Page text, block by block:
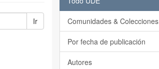
Ir Comunidades & Colecciones
Por fecha de publicación
Autores